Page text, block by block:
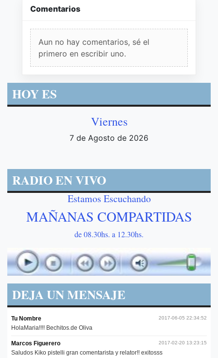
Comentarios
Aun no hay comentarios, sé el
primero en escribir uno.
HOY ES
Viernes
7 de Agosto de 2026
RADIO EN VIVO
Estamos Escuchando
MAÑANAS COMPARTIDAS
de 08.30hs. a 12.30hs.
DEJA UN MENSAJE